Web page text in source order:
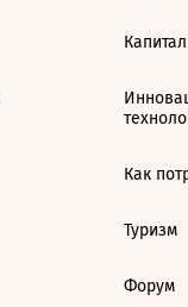
Капитал
Как
Туризм
Форум